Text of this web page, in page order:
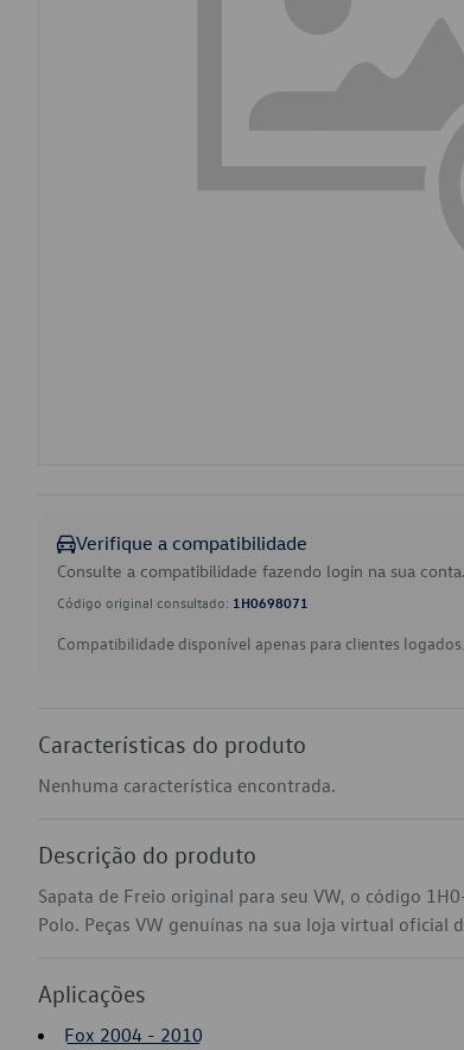
Verifique a compatibilidade
Consulte a compatibilidade fazendo login na sua conta.
Código original consultado: 1H0698071
Compatibilidade disponível apenas para clientes logados.
Características do produto
Nenhuma característica encontrada.
Descrição do produto
Sapata de Freio original para seu VW, o código
Polo. Peças VW genuínas na sua loja virtual oficial
Aplicações
Fox 2004 - 2010